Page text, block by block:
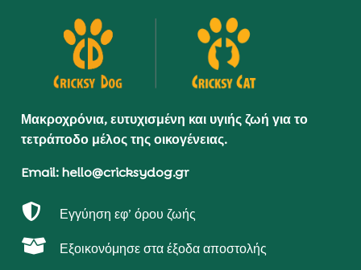
Μακροχρόνια, ευτυχισμένη και υγιής ζωή για το
τετράποδο μέλος της οικογένειας.
Email: hello@cricksydog.gr
 Εγγύηση εφ’ όρου ζωής
 Εξοικονόμησε στα έξοδα αποστολής